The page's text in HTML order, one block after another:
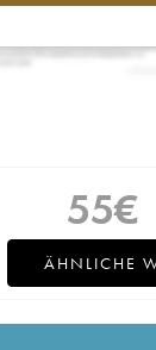
55€
ÄHNLICHE